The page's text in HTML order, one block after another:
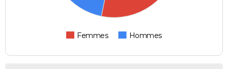
Femmes Hommes